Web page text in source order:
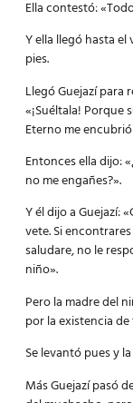
Ella contestó:
Y ella llegó hasta
pies.
Llegó Guejazí para
«¡Suéltala! Porque
Eterno me
Entonces ella dijo:
no me engañes?».
Y él dijo a Guejazí:
vete. Si
saludare, no le
niño».
Pero la madre del
por la existencia
Se levantó pues y
Más Guejazí pasó